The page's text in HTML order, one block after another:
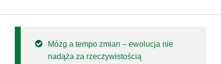
Mózg a tempo zmian – ewolucja nie
nadąża za rzeczywistością